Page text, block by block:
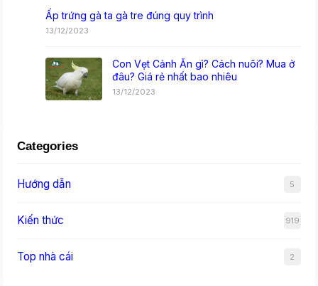
Ấp trứng gà ta gà tre đúng quy trình
13/12/2023
Con Vẹt Cảnh Ăn gì? Cách nuôi? Mua ở
đâu? Giá rẻ nhất bao nhiêu
13/12/2023
Categories
Hướng dẫn 5
Kiến thức 919
Top nhà cái 2